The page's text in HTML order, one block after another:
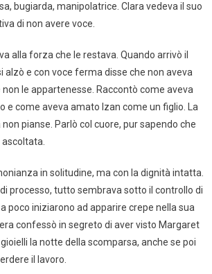
bugiarda, manipolatrice. Clara vedeva il suo
di non avere voce.
alla forza che le restava. Quando arrivò il
alzò e con voce ferma disse che non aveva
le appartenesse. Raccontò come aveva
e come aveva amato Izan come un figlio. La
pianse. Parlò col cuore, pur sapendo che
ascoltata.
in solitudine, ma con la dignità intatta.
processo, tutto sembrava sotto il controllo di
poco iniziarono ad apparire crepe nella sua
confessò in segreto di aver visto Margaret
la notte della scomparsa, anche se poi
il lavoro.